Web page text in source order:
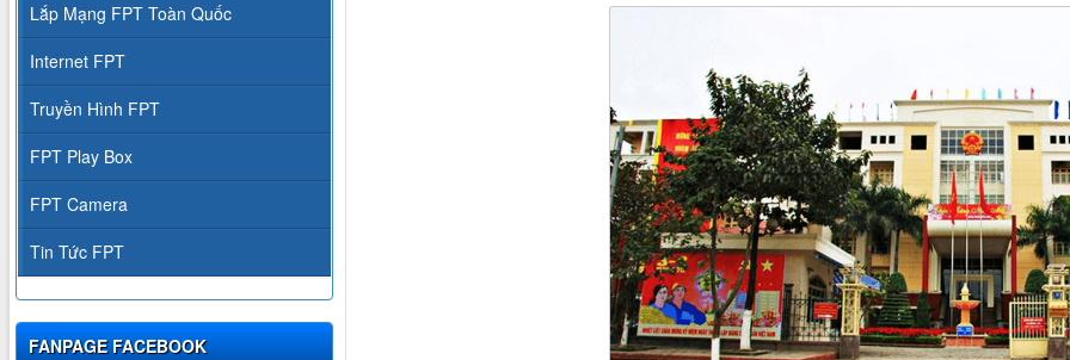
Lắp Mạng FPT Toàn Quốc
Internet FPT
Truyền Hình FPT
FPT Play Box
FPT Camera
Tin Tức FPT
FANPAGE FACEBOOK